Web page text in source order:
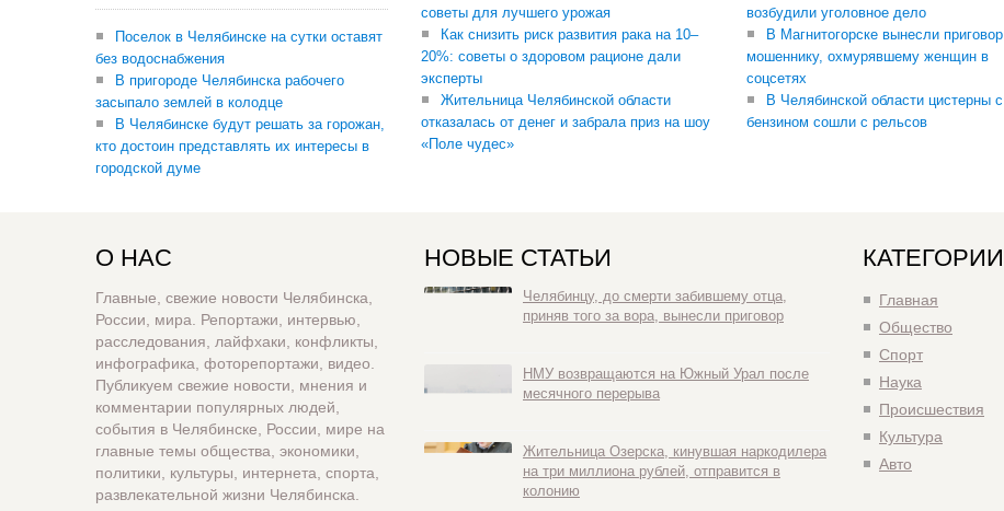
Поселок в Челябинске на сутки оставят
без водоснабжения
В пригороде Челябинска рабочего
засыпало землей в колодце
В Челябинске будут решать за горожан,
кто достоин представлять их интересы в
городской думе
советы для лучшего урожая
Как снизить риск развития рака на 10–
20%: советы о здоровом рационе дали
эксперты
Жительница Челябинской области
отказалась от денег и забрала приз на шоу
«Поле чудес»
возбудили уголовное дело
В Магнитогорске вынесли приговор
мошеннику, охмурявшему женщин в
соцсетях
В Челябинской области цистерны с
бензином сошли с рельсов
О НАС
Главные, свежие новости Челябинска,
России, мира. Репортажи, интервью,
расследования, лайфхаки, конфликты,
инфографика, фоторепортажи, видео.
Публикуем свежие новости, мнения и
комментарии популярных людей,
события в Челябинске, России, мире на
главные темы общества, экономики,
политики, культуры, интернета, спорта,
развлекательной жизни Челябинска.
НОВЫЕ СТАТЬИ
Челябинцу, до смерти забившему отца,
приняв того за вора, вынесли приговор
НМУ возвращаются на Южный Урал после
месячного перерыва
Жительница Озерска, кинувшая наркодилера
на три миллиона рублей, отправится в
колонию
КАТЕГОРИИ
Главная
Общество
Спорт
Наука
Происшествия
Культура
Авто